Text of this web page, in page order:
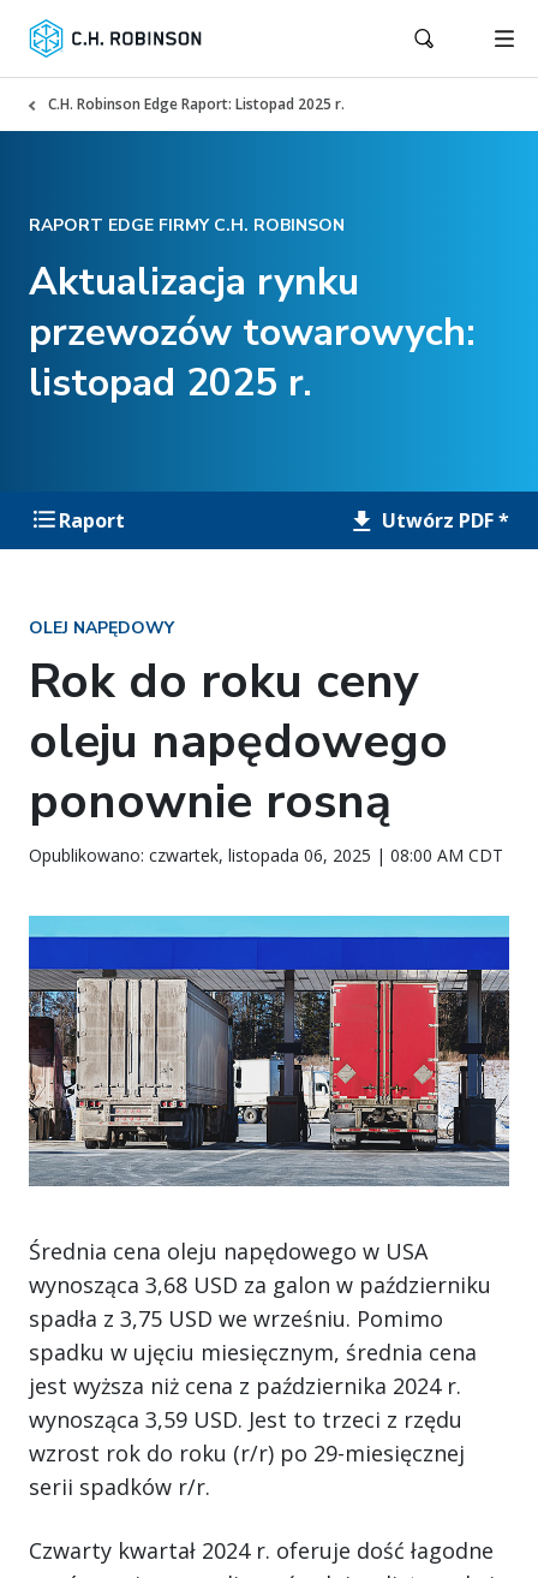
C.H. Robinson Edge Raport: Listopad 2025 r.
RAPORT EDGE FIRMY C.H. ROBINSON
Aktualizacja rynku
przewozów towarowych:
listopad 2025 r.
Raport Utwórz PDF *
OLEJ NAPĘDOWY
Rok do roku ceny
oleju napędowego
ponownie rosną
Opublikowano: czwartek, listopada 06, 2025 | 08:00 AM CDT
Średnia cena oleju napędowego w USA
wynosząca 3,68 USD za galon w październiku
spadła z 3,75 USD we wrześniu. Pomimo
spadku w ujęciu miesięcznym, średnia cena
jest wyższa niż cena z października 2024 r.
wynosząca 3,59 USD. Jest to trzeci z rzędu
wzrost rok do roku (r/r) po 29-miesięcznej
serii spadków r/r.
Czwarty kwartał 2024 r. oferuje dość łagodne